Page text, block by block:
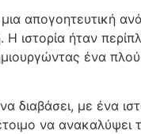
απογοητευτική
ιστορία ήταν
ένα
με ένα
να ανακαλύψει